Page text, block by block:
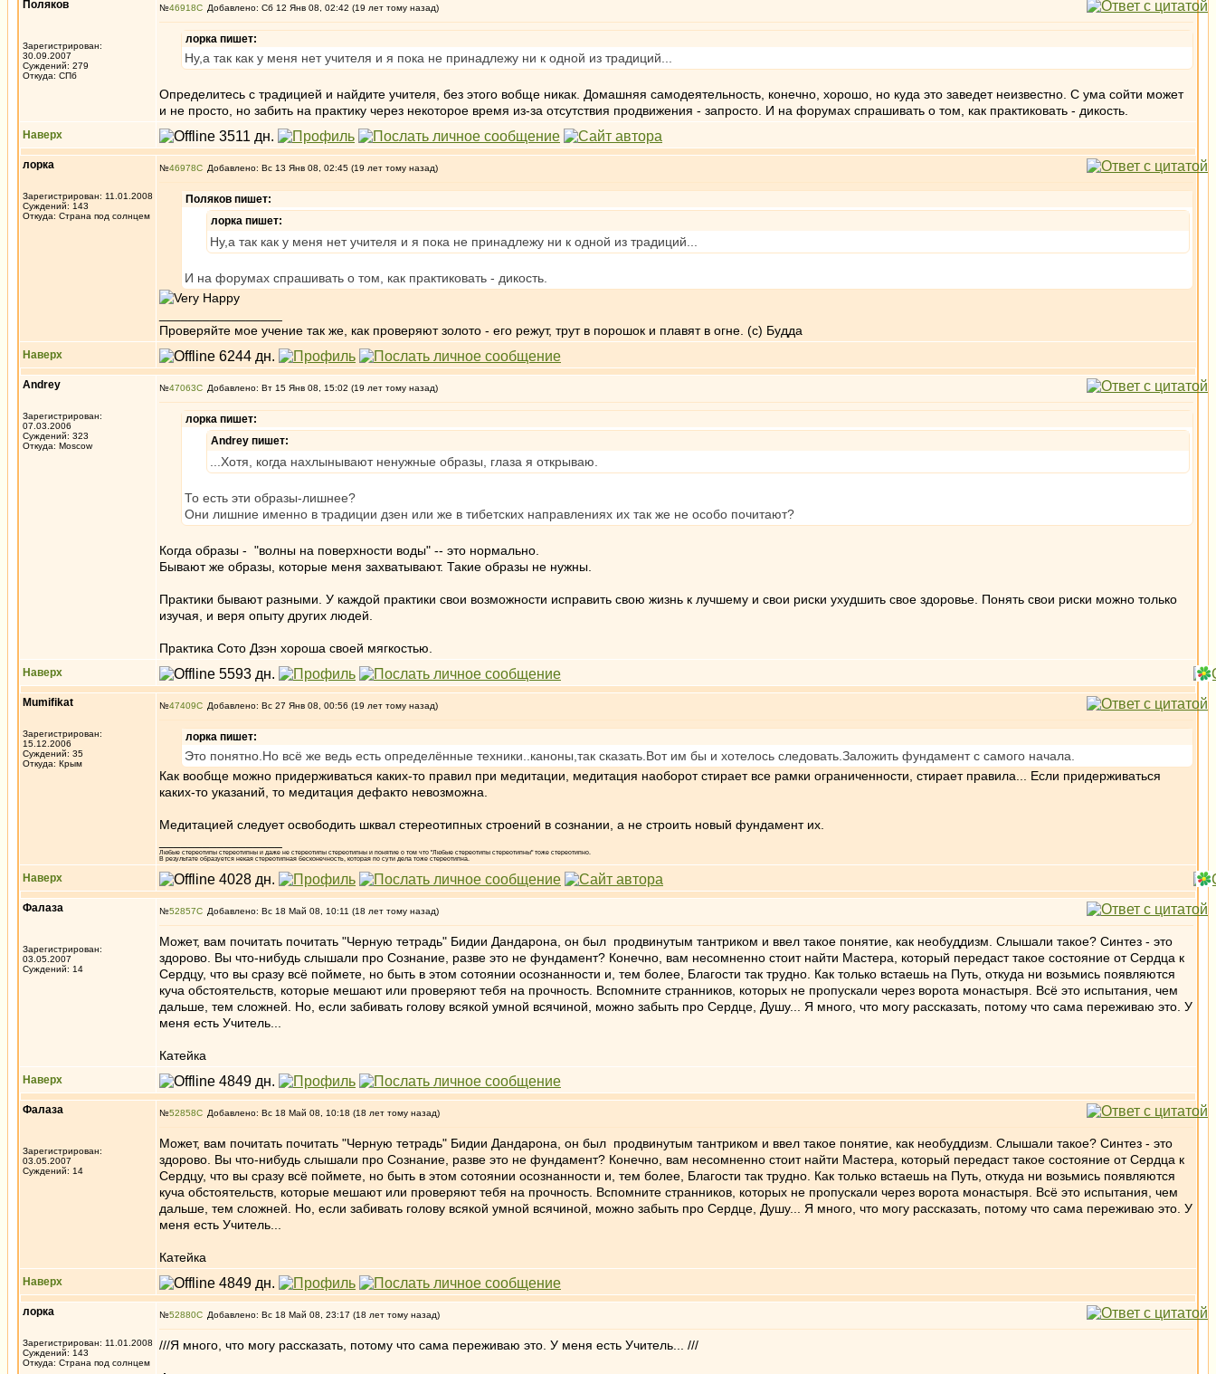
Поляков
Зарегистрирован:
30.09.2007
Суждений: 279
Откуда: СПб
№46918 Добавлено: Сб 12 Янв 08, 02:42 (19 лет тому назад)
лорка пишет:
Ну,а так как у меня нет учителя и я пока не принадлежу ни к одной из традиций...
Определитесь с традицией и найдите учителя, без этого вобще никак. Домашняя самодеятельность, конечно, хорошо, но куда это заведет неизвестно. С ума сойти может
и не просто, но забить на практику через некоторое время из-за отсутствия продвижения - запросто. И на форумах спрашивать о том, как практиковать - дикость.
Наверх
лорка
Зарегистрирован: 11.01.2008
Суждений: 143
Откуда: Страна под солнцем
№46978 Добавлено: Вс 13 Янв 08, 02:45 (19 лет тому назад)
Поляков пишет:
лорка пишет:
Ну,а так как у меня нет учителя и я пока не принадлежу ни к одной из традиций...
И на форумах спрашивать о том, как практиковать - дикость.
Проверяйте мое учение так же, как проверяют золото - его режут, трут в порошок и плавят в огне. (с) Будда
Наверх
Andrey
Зарегистрирован:
07.03.2006
Суждений: 323
Откуда: Moscow
№47063 Добавлено: Вт 15 Янв 08, 15:02 (19 лет тому назад)
лорка пишет:
Andrey пишет:
...Хотя, когда нахлынывают ненужные образы, глаза я открываю.
То есть эти образы-лишнее?
Они лишние именно в традиции дзен или же в тибетских направлениях их так же не особо почитают?
Когда образы - "волны на поверхности воды" -- это нормально.
Бывают же образы, которые меня захватывают. Такие образы не нужны.
Практики бывают разными. У каждой практики свои возможности исправить свою жизнь к лучшему и свои риски ухудшить свое здоровье. Понять свои риски можно только
изучая, и веря опыту других людей.
Практика Сото Дзэн хороша своей мягкостью.
Наверх
Mumifikat
Зарегистрирован:
15.12.2006
Суждений: 35
Откуда: Крым
№47409 Добавлено: Вс 27 Янв 08, 00:56 (19 лет тому назад)
лорка пишет:
Это понятно.Но всё же ведь есть определённые техники..каноны,так сказать.Вот им бы и хотелось следовать.Заложить фундамент с самого начала.
Как вообще можно придерживаться каких-то правил при медитации, медитация наоборот стирает все рамки ограниченности, стирает правила... Если придерживаться
каких-то указаний, то медитация дефакто невозможна.
Медитацией следует освободить шквал стереотипных строений в сознании, а не строить новый фундамент их.
Любые стереотипы стереотипны и даже не стереотипы стереотипны и понятие о том что "Любые стереотипы стереотипны" тоже стереотипно.
В результате образуется некая стереотипная бесконечность, которая по сути дела тоже стереотипна.
Наверх
Фалаза
Зарегистрирован:
03.05.2007
Суждений: 14
№52857 Добавлено: Вс 18 Май 08, 10:11 (18 лет тому назад)
Может, вам почитать почитать "Черную тетрадь" Бидии Дандарона, он был продвинутым тантриком и ввел такое понятие, как необуддизм. Слышали такое? Синтез - это
здорово. Вы что-нибудь слышали про Сознание, разве это не фундамент? Конечно, вам несомненно стоит найти Мастера, который передаст такое состояние от Сердца к
Сердцу, что вы сразу всё поймете, но быть в этом сотоянии осознанности и, тем более, Благости так трудно. Как только встаешь на Путь, откуда ни возьмись появляются
куча обстоятельств, которые мешают или проверяют тебя на прочность. Вспомните странников, которых не пропускали через ворота монастыря. Всё это испытания, чем
дальше, тем сложней. Но, если забивать голову всякой умной всячиной, можно забыть про Сердце, Душу... Я много, что могу рассказать, потому что сама переживаю это. У
меня есть Учитель...
Катейка
Наверх
Фалаза
Зарегистрирован:
03.05.2007
Суждений: 14
№52858 Добавлено: Вс 18 Май 08, 10:18 (18 лет тому назад)
Может, вам почитать почитать "Черную тетрадь" Бидии Дандарона, он был продвинутым тантриком и ввел такое понятие, как необуддизм. Слышали такое? Синтез - это
здорово. Вы что-нибудь слышали про Сознание, разве это не фундамент? Конечно, вам несомненно стоит найти Мастера, который передаст такое состояние от Сердца к
Сердцу, что вы сразу всё поймете, но быть в этом сотоянии осознанности и, тем более, Благости так трудно. Как только встаешь на Путь, откуда ни возьмись появляются
куча обстоятельств, которые мешают или проверяют тебя на прочность. Вспомните странников, которых не пропускали через ворота монастыря. Всё это испытания, чем
дальше, тем сложней. Но, если забивать голову всякой умной всячиной, можно забыть про Сердце, Душу... Я много, что могу рассказать, потому что сама переживаю это. У
меня есть Учитель...
Катейка
Наверх
лорка
Зарегистрирован: 11.01.2008
Суждений: 143
Откуда: Страна под солнцем
№52880 Добавлено: Вс 18 Май 08, 23:17 (18 лет тому назад)
///Я много, что могу рассказать, потому что сама переживаю это. У меня есть Учитель... ///